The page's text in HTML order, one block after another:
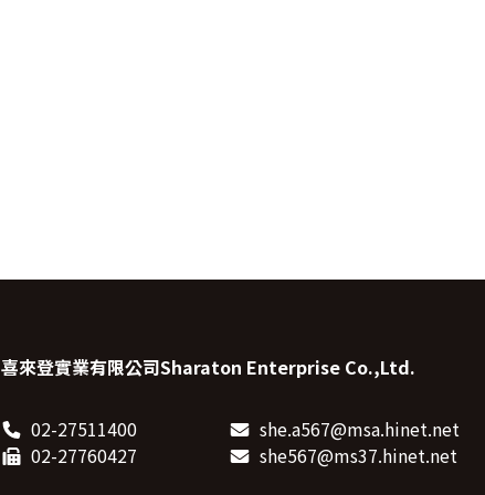
喜來登實業有限公司Sharaton Enterprise Co.,Ltd.
02-27511400
02-27760427
she.a567@msa.hinet.net
she567@ms37.hinet.net